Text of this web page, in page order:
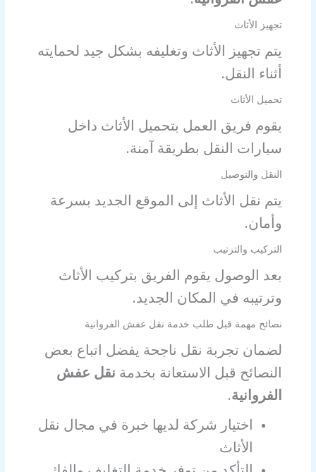
تجهيز الأثاث
يتم تجهيز الأثاث وتغليفه بشكل جيد لحمايته
أثناء النقل.
تحميل الأثاث
يقوم فريق العمل بتحميل الأثاث داخل
سيارات النقل بطريقة آمنة.
النقل والتوصيل
يتم نقل الأثاث إلى الموقع الجديد بسرعة
وأمان.
التركيب والترتيب
بعد الوصول يقوم الفريق بتركيب الأثاث
وترتيبه في المكان الجديد.
نصائح مهمة قبل طلب خدمة نقل عفش الفروانية
لضمان تجربة نقل ناجحة يفضل اتباع بعض
النصائح قبل الاستعانة بخدمة نقل عفش
الفروانية.
اختيار شركة لديها خبرة في مجال نقل
الأثاث